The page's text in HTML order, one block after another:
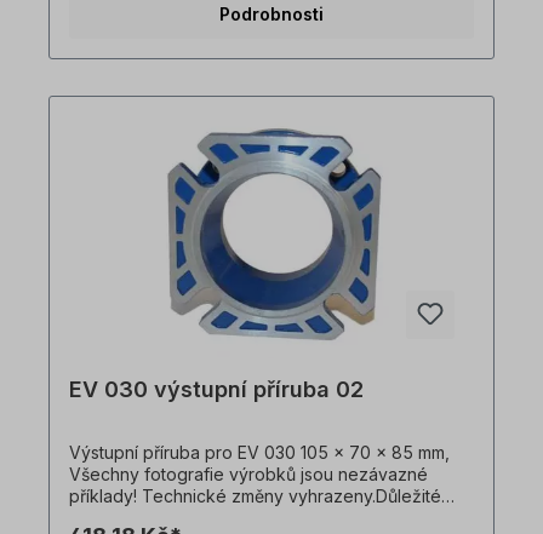
Podrobnosti
EV 030 výstupní příruba 02
Výstupní příruba pro EV 030 105 x 70 x 85 mm,
Všechny fotografie výrobků jsou nezávazné
příklady! Technické změny vyhrazeny.Důležité